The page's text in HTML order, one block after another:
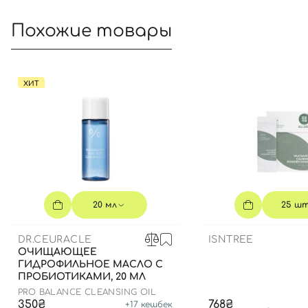
Похожие товары
ХИТ
20 мл
DR.CEURACLE
ОЧИЩАЮЩЕЕ
ГИДРОФИЛЬНОЕ МАСЛО С
ПРОБИОТИКАМИ, 20 МЛ
PRO BALANCE CLEANSING OIL
350₴ +17 кешбек
25
ISNTREE
768₴